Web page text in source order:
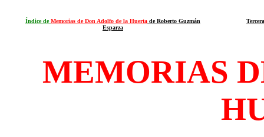
Índice deMemorias de Don Adolfo de la Huerta de Roberto Guzmán
Esparza
MEMORIAS